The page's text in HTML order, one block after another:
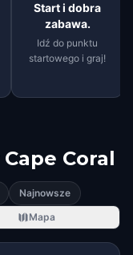
Start i dobra
zabawa.
Idź do punktu
startowego i graj!
Cape Coral
Najnowsze
Mapa